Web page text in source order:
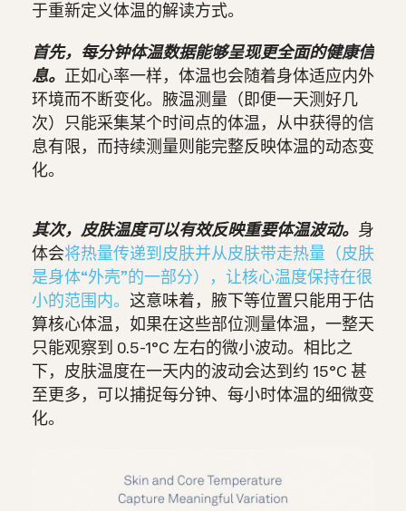
于重新定义体温的解读方式。
首先，每分钟体温数据能够呈现更全面的健康信
息。 正如心率一样，体温也会随着身体适应内外
环境而不断变化。腋温测量（即便一天测好几
次）只能采集某个时间点的体温，从中获得的信
息有限，而持续测量则能完整反映体温的动态变
化。
其次，皮肤温度可以有效反映重要体温波动。 身
体会将热量传递到皮肤并从皮肤带走热量（皮肤
是身体“外壳”的一部分），让核心温度保持在很
小的范围内。 这意味着，腋下等位置只能用于估
算核心体温，如果在这些部位测量体温，一整天
只能观察到 0.5-1°C 左右的微小波动。相比之
下，皮肤温度在一天内的波动会达到约 15°C 甚
至更多，可以捕捉每分钟、每小时体温的细微变
化。